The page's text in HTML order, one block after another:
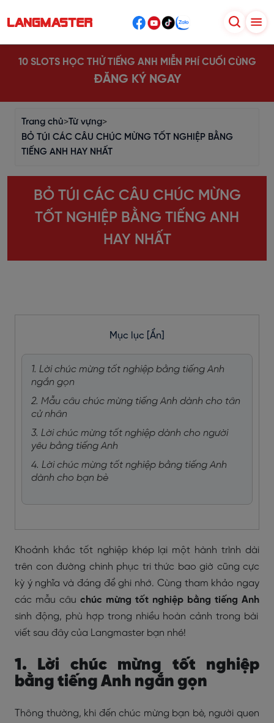
10 SLOTS HỌC THỬ TIẾNG ANH MIỄN PHÍ CUỐI CÙNG
ĐĂNG KÝ NGAY
Trang chủ>Từ vựng>
BỎ TÚI CÁC CÂU CHÚC MỪNG TỐT NGHIỆP BẰNG
TIẾNG ANH HAY NHẤT
BỎ TÚI CÁC CÂU CHÚC MỪNG
TỐT NGHIỆP BẰNG TIẾNG ANH
HAY NHẤT
Mục lục [Ẩn]
1. Lời chúc mừng tốt nghiệp bằng tiếng Anh
ngắn gọn
2. Mẫu câu chúc mừng tiếng Anh dành cho tân
cử nhân
3. Lời chúc mừng tốt nghiệp dành cho người
yêu bằng tiếng Anh
4. Lời chúc mừng tốt nghiệp bằng tiếng Anh
dành cho bạn bè
Khoảnh khắc tốt nghiệp khép lại một hành trình dài
trên con đường chinh phục tri thức bao giờ cũng cực
kỳ ý nghĩa và đáng để ghi nhớ. Cùng tham khảo ngay
các mẫu câu chúc mừng tốt nghiệp bằng tiếng Anh
sinh động, phù hợp trong nhiều hoàn cảnh trong bài
viết sau đây của Langmaster bạn nhé!
1. Lời chúc mừng tốt nghiệp
bằng tiếng Anh ngắn gọn
Thông thường, khi đến chúc mừng bạn bè, người quen